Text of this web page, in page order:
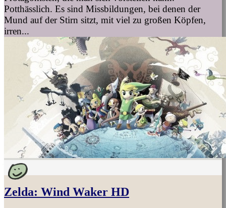
Potthässlich. Es sind Missbildungen, bei denen der
Mund auf der Stirn sitzt, mit viel zu großen Köpfen,
irren...
Zelda: Wind Waker HD